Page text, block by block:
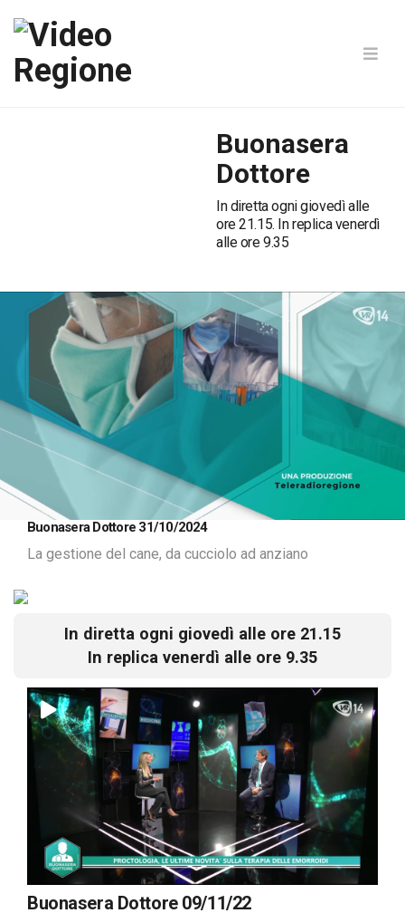
Buonasera
Dottore
In diretta ogni giovedì alle
ore 21.15. In replica venerdì
alle ore 9.35
Unmute
1.09%
Buonasera Dottore 31/10/2024
La gestione del cane, da cucciolo ad anziano
In diretta ogni giovedì alle ore 21.15
In replica venerdì alle ore 9.35
Buonasera Dottore 09/11/22